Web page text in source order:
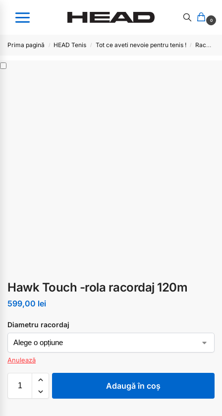
0
Prima pagină / HEAD Tenis / Tot ce aveti nevoie pentru tenis ! / Racordaje rola 120/200M
Hawk Touch -rola racordaj 120m
599,00 lei
Diametru racordaj
Anulează
Adaugă în coș